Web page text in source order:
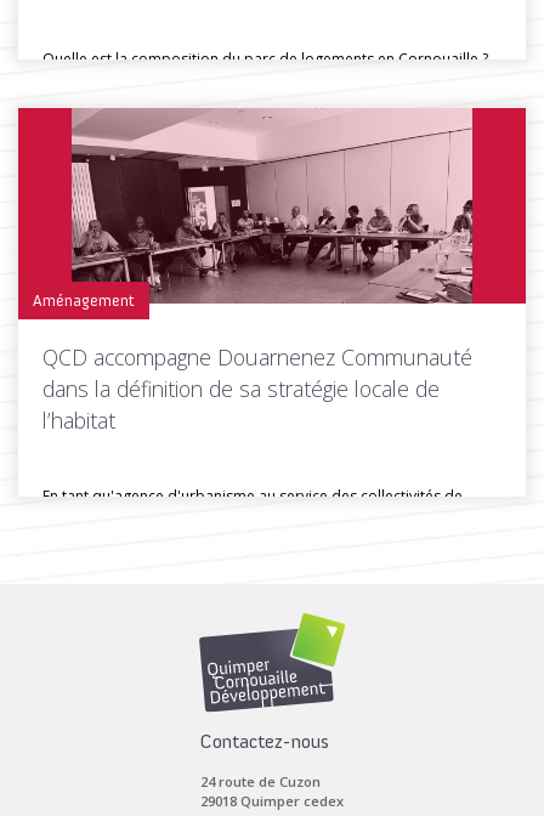
Quelle est la composition du parc de logements en Cornouaille ?
Toutes les actus de cette rubrique LIRE LA SUITE
Aménagement
QCD accompagne Douarnenez Communauté
dans la définition de sa stratégie locale de
l’habitat
En tant qu'agence d'urbanisme au service des collectivités de
Toutes les actus de cette rubrique
Contactez-nous
24 route de Cuzon
29018 Quimper cedex